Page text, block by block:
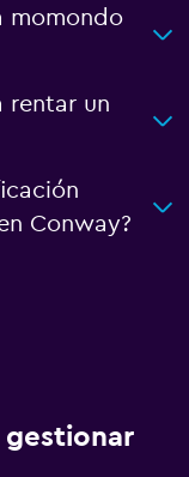
momondo
rentar un
Conway?
gestionar